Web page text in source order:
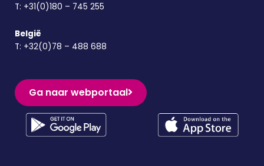
T: +31(0)180 – 745 255
België
T: +32(0)78 – 488 688
Ga naar webportaal